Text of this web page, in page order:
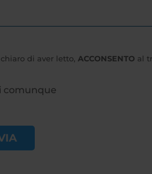
di aver letto, ACCONSENTO al
comunque